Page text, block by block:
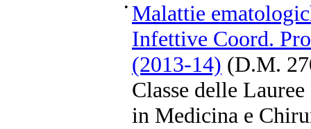
• Malattie
Infettive Coord.
(2013-14) (D.M.
Classe delle
in Medicina e